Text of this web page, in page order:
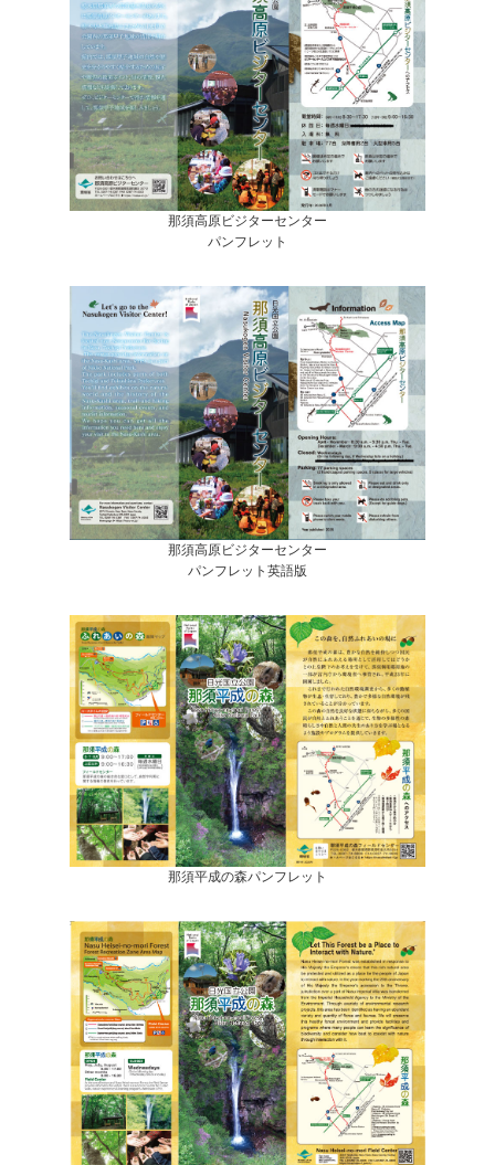
那須高原ビジターセンター
パンフレット
那須高原ビジターセンター
パンフレット英語版
那須平成の森パンフレット